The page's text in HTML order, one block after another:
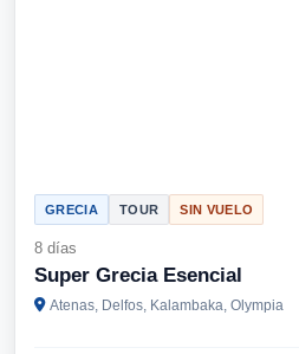
GRECIA TOUR SIN VUELO
8 días
Super Grecia Esencial
Atenas, Delfos, Kalambaka, Olympia